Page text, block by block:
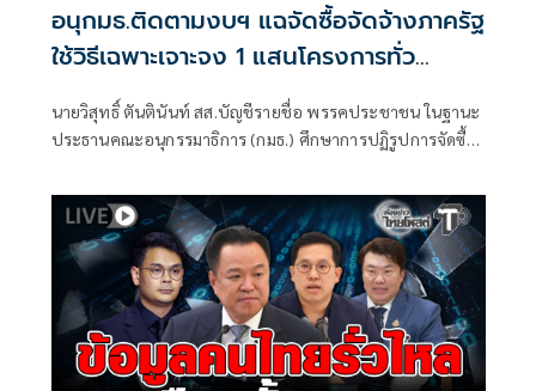
อนุกมธ.ติดตามงบฯ แฉจัดซื้อจัดจ้างภาครัฐ
ใช้วิธีเฉพาะเจาะจง 1 แสนโครงการทั่ว
ประเทศ เอื้อทุจริตงบกว่า 5 หมื่นล้านบาท
นายวิสุทธิ์ ตันตินันท์ สส.บัญชีรายชื่อ พรรคประชาชน ในฐานะ
ประธานคณะอนุกรรมาธิการ (กมธ.) ศึกษาการปฏิรูปการจัดซื้อ
ติดตามการบริหารงบประมาณ สภาผู้แทนราษฎร แถลงความ
คืบหน้า "การศึกษาการปฏิรูปการจัดซื้อจัดจ้างภาครัฐ" ว่า คณะ
อนุกรรมาธิการชุดนี้ประกอบด้วยตัวแทน สส.